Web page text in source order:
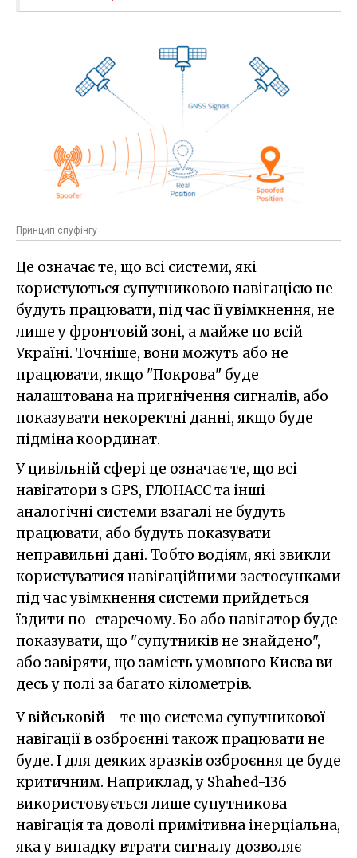
Принцип спуфінгу
Це означає те, що всі системи, які
користуються супутниковою навігацією не
будуть працювати, під час її увімкнення, не
лише у фронтовій зоні, а майже по всій
Україні. Точніше, вони можуть або не
працювати, якщо "Покрова" буде
налаштована на пригнічення сигналів, або
показувати некоректні данні, якщо буде
підміна координат.
У цивільній сфері це означає те, що всі
навігатори з GPS, ГЛОНАСС та інші
аналогічні системи взагалі не будуть
працювати, або будуть показувати
неправильні дані. Тобто водіям, які звикли
користуватися навігаційними застосунками
під час увімкнення системи прийдеться
їздити по-старечому. Бо або навігатор буде
показувати, що "супутників не знайдено",
або завіряти, що замість умовного Києва ви
десь у полі за багато кілометрів.
У військовій - те що система супутникової
навігації в озброєнні також працювати не
буде. І для деяких зразків озброєння це буде
критичним. Наприклад, у Shahed-136
використовується лише супутникова
навігація та доволі примітивна інерціальна,
яка у випадку втрати сигналу дозволяє